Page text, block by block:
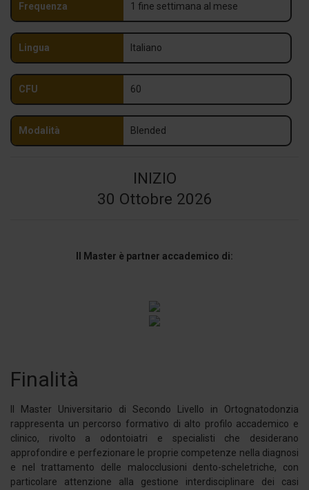
Frequenza 1 fine settimana al mese
Lingua Italiano
CFU 60
Modalità Blended
INIZIO
30 Ottobre 2026
Il Master è partner accademico di:
Finalità
Il Master Universitario di Secondo Livello in Ortognatodonzia
rappresenta un percorso formativo di alto profilo accademico e
clinico, rivolto a odontoiatri e specialisti che desiderano
approfondire e perfezionare le proprie competenze nella diagnosi
e nel trattamento delle malocclusioni dento-scheletriche, con
particolare attenzione alla gestione interdisciplinare dei casi